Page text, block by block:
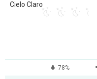
Cielo Claro
78%